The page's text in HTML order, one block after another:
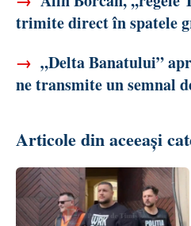
trimite direct în spatele
→ „Delta Banatului”
ne transmite un semnal
Articole din aceeași